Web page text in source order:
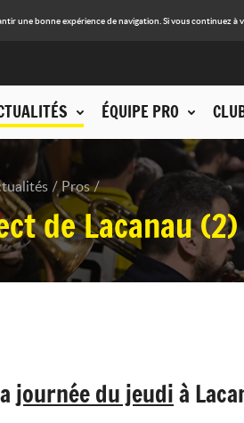
une bonne expérience de navigation. Si vous continuez
ÉQUIPE PRO
Pros
de Lacanau (2)
journée du jeudià